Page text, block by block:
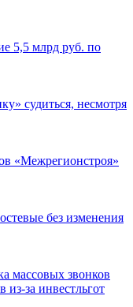
5,5 млрд руб. по
судиться, несмотря
«Межрегионстроя»
без изменения
массовых звонков
из-за инвестльгот